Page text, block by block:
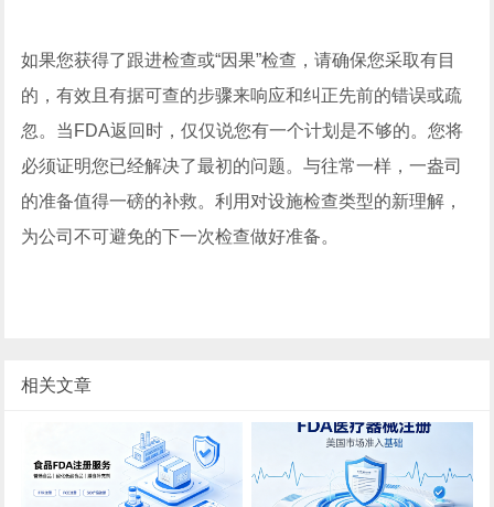
如果您获得了跟进检查或“因果”检查，请确保您采取有目
的，有效且有据可查的步骤来响应和纠正先前的错误或疏
忽。当FDA返回时，仅仅说您有一个计划是不够的。您将
必须证明您已经解决了最初的问题。与往常一样，一盎司
的准备值得一磅的补救。利用对设施检查类型的新理解，
为公司不可避免的下一次检查做好准备。
相关文章